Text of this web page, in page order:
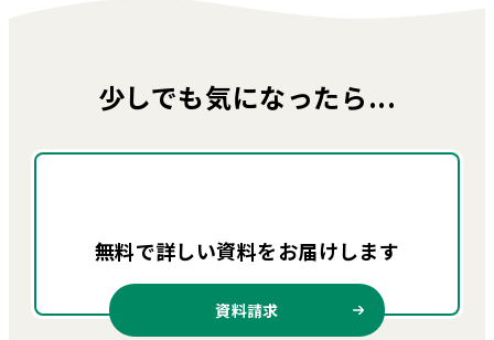
少しでも気になったら...
無料で詳しい資料をお届けします
資料請求